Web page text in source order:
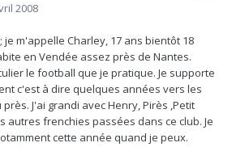
2008
m'appelle Charley, 17 ans bientôt 18
en Vendée assez près de Nantes.
le football que je pratique. Je supporte
c'est à dire quelques années vers les
J'ai grandi avec Henry, Pirès ,Petit
autres frenchies passées dans ce club. Je
cette année quand je peux.